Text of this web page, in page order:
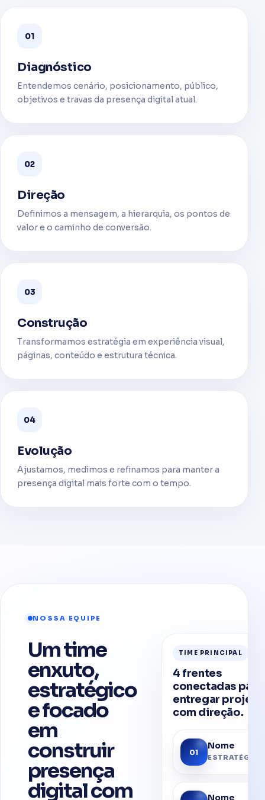
01
Diagnóstico
Entendemos cenário, posicionamento, público,
objetivos e travas da presença digital atual.
02
Direção
Definimos a mensagem, a hierarquia, os pontos de
valor e o caminho de conversão.
03
Construção
Transformamos estratégia em experiência visual,
páginas, conteúdo e estrutura técnica.
04
Evolução
Ajustamos, medimos e refinamos para manter a
presença digital mais forte com o tempo.
NOSSA EQUIPE
Um time
enxuto,
estratégico
e focado
em
construir
presença
digital com
TIME PRINCIPAL
4 frentes
conectadas para
entregar
com direção.
01
Nome
ESTRATÉGIA
Nome